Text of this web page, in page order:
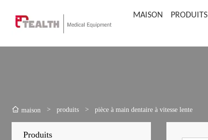
MAISON PRODUITS
maison > produits > pièce à main dentaire à vitesse lente
Produits